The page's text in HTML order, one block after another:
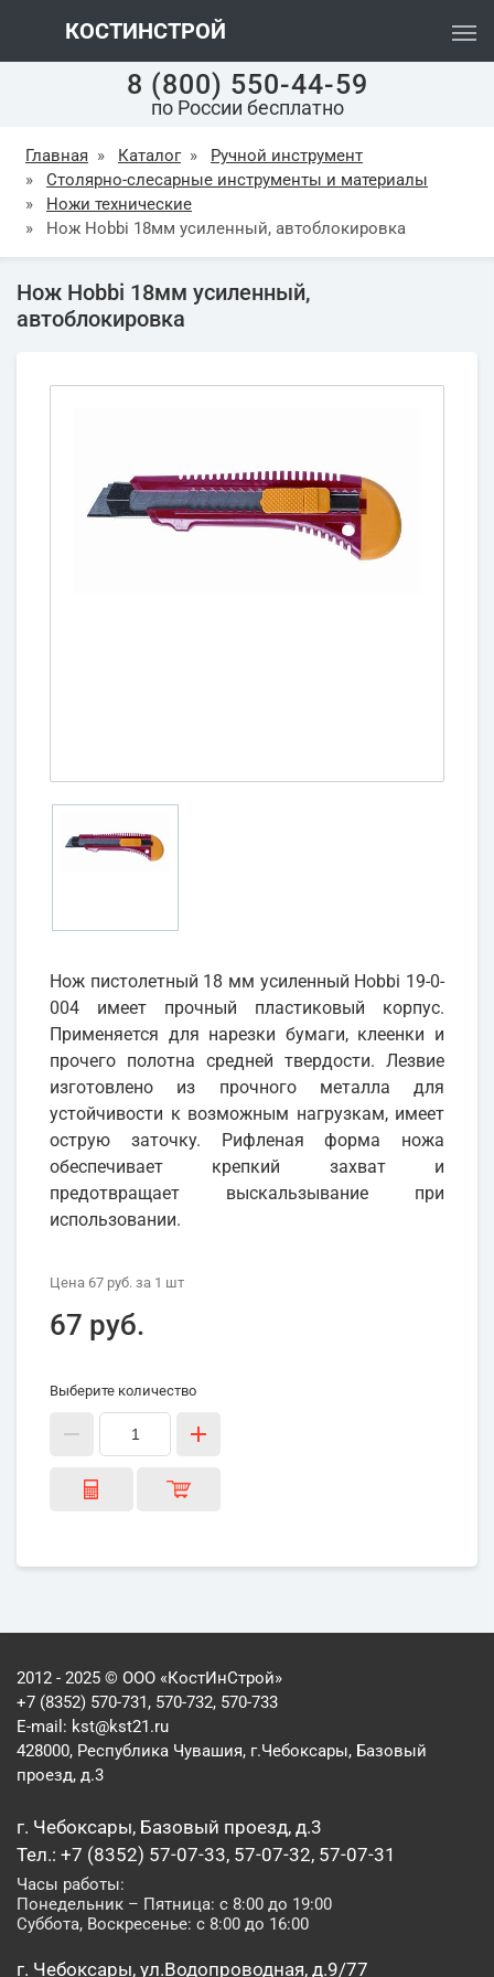
КОСТИНСТРОЙ
8 (800) 550-44-59
по России бесплатно
Главная » Каталог »
Ручной инструмент
»
Столярно-слесарные инструменты и материалы
»
Ножи технические
»
Нож Hobbi 18мм усиленный, автоблокировка
Нож Hobbi 18мм усиленный,
автоблокировка
Нож пистолетный 18 мм усиленный Hobbi 19-0-
004 имеет прочный пластиковый корпус.
Применяется для нарезки бумаги, клеенки и
прочего полотна средней твердости. Лезвие
изготовлено из прочного металла для
устойчивости к возможным нагрузкам, имеет
острую заточку. Рифленая форма ножа
обеспечивает крепкий захват и
предотвращает выскальзывание при
использовании.
Цена 67 руб. за 1 шт
67 руб.
Выберите количество
2012 - 2025 © ООО «КостИнСтрой»
+7 (8352) 570-731, 570-732, 570-733
E-mail: kst@kst21.ru
428000, Республика Чувашия, г.Чебоксары, Базовый
проезд, д.3
г. Чебоксары, Базовый проезд, д.3
Тел.: +7 (8352) 57-07-33, 57-07-32, 57-07-31
Часы работы:
Понедельник – Пятница: с 8:00 до 19:00
Суббота, Воскресенье: с 8:00 до 16:00
г. Чебоксары, ул.Водопроводная, д.9/77